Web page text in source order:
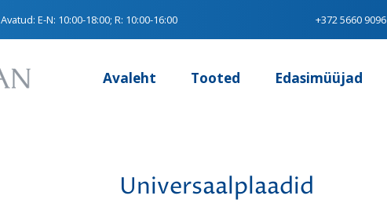
Avatud:E-N: 10:00-18:00; R: 10:00-16:00 +372 5660 9096
Avaleht Tooted Edasimüüjad
Universaalplaadid